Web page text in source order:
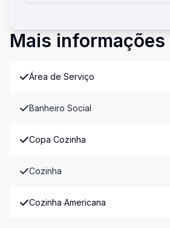
Mais informações
Área de Serviço
Banheiro Social
Copa Cozinha
Cozinha
Cozinha Americana